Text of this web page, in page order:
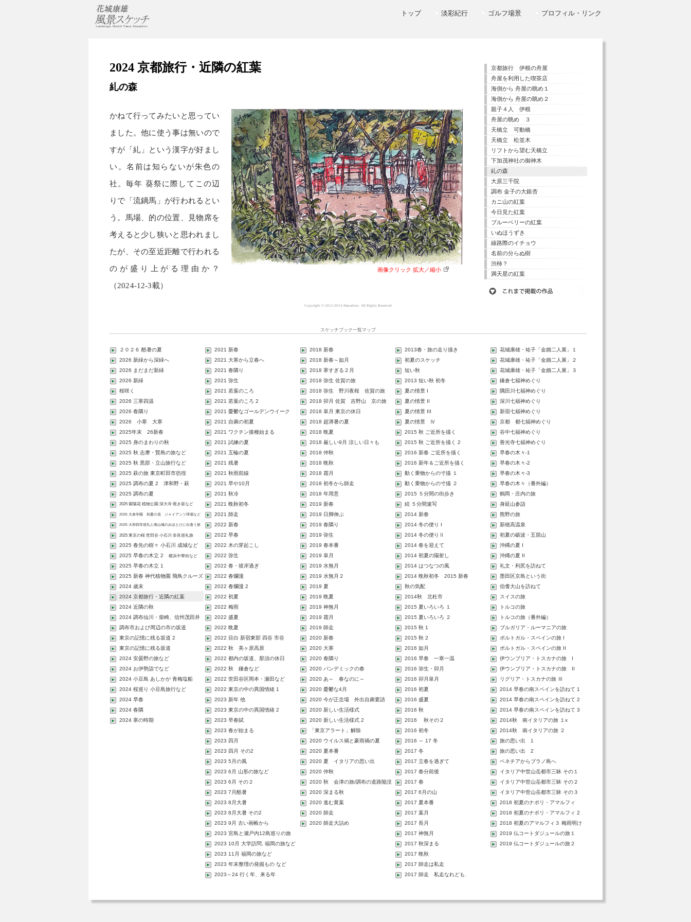
トップ 淡彩紀行 ゴルフ場景 プロフィル・リンク
2024 京都旅行・近隣の紅葉
糺の森
画像クリック 拡大／縮小
かねて行ってみたいと思ってい
ました。他に使う事は無いので
すが「糺」という漢字が好まし
い。名前は知らないが朱色の
社。毎年 葵祭に際してこの辺
りで「流鏑馬」が行われるとい
う。馬場、的の位置、見物席を
考えると少し狭いと思われまし
たが、その至近距離で行われる
のが盛り上がる理由か？
（2024-12-3載）
京都旅行 伊根の舟屋
舟屋を利用した喫茶店
海側から 舟屋の眺め１
海側から 舟屋の眺め２
親子４人 伊根
舟屋の眺め ３
天橋立 可動橋
天橋立 松並木
リフトから望む天橋立
下加茂神社の御神木
糺の森
大原三千院
調布 金子の大銀杏
カニ山の紅葉
今日見た紅葉
ブルーベリーの紅葉
いぬほうずき
線路際のイチョウ
名前の分らぬ樹
渋柿？
満天星の紅葉
Copyright © 2012-2014 Hanashiro. All Rights Reserved
スケッチブック一覧マップ
２０２６ 酷暑の夏
2026 新緑から深緑へ
2026 まだまだ新緑
2026 新緑
桜咲く
2026 三寒四温
2026 春隣り
2026 小寒 大寒
2025年末 26新春
2025 身のまわりの秋
2025 秋 志摩・賢島の旅など
2025 秋 黒部・立山旅行など
2025 萩の旅 東京町田市彷徨
2025 調布の夏 2 津和野・萩
2025 調布の夏
2025 紫陽花 植物公園 深大寺 覗き坂など
2025 大泉学園 初夏の花 ジャイアンツ球場など
2025 大和四寺巡礼と南山城のみほとけに出逢う旅
2025 東京の桜 世田谷 小石川 奈良巡礼旅
2025 春先の樹々 小石川 成城など
2025 早春の木立 2 横浜中華街など
2025 早春の木立 1
2025 新春 神代植物園 飛鳥クルーズ
など
2024 歳末
2024 京都旅行・近隣の紅葉
2024 近隣の秋
2024 調布仙川・柴崎、信州茂田井
宿...
調布市および周辺の市の坂道
東京の記憶に残る坂道 2
東京の記憶に残る坂道
2024 安曇野の旅など
2024 お伊勢詣でなど
2024 小豆島 あしかが 青梅塩船
2024 桜巡り 小豆島旅行など
2024 早春
2024 春隣
2024 寒の時期
2021 新春
2021 大寒から立春へ
2021 春隣り
2021 弥生
2021 若葉のころ
2021 若葉のころ 2
2021 憂鬱なゴールデンウイーク
2021 自粛の初夏
2021 ワクチン接種始まる
2021 試練の夏
2021 五輪の夏
2021 残暑
2021 秋雨前線
2021 早や10月
2021 秋冷
2021 晩秋初冬
2021 師走
2022 新春
2022 早春
2022 木の芽起こし
2022 弥生
2022 春・彼岸過ぎ
2022 春爛漫
2022 春爛漫 2
2022 初夏
2022 梅雨
2022 盛夏
2022 晩夏
2022 目白 新宿東部 四谷 市谷
2022 秋 美ヶ原高原
2022 都内の坂道、那須の休日
2022 秋 鎌倉など
2022 世田谷区岡本・瀬田など
2022 東京の中の異国情緒 1
2023 新年 他
2023 東京の中の異国情緒 2
2023 早春賦
2023 春が始まる
2023 四月
2023 四月 その2
2023 5月の風
2023 6月 山形の旅など
2023 6月 その２
2023 7月酷暑
2023 8月大暑
2023 8月大暑 その2
2023 9月 古い画帳から
2023 宮島と瀬戸内12島巡りの旅
2023 10月 大学訪問, 福岡の旅など
2023 11月 福岡の旅など
2023 年末整理の発掘もの など
2023～24 行く年、来る年
2018 新春
2018 新春～如月
2018 寒すぎる２月
2018 弥生 佐賀の旅
2018 弥生 野川夜桜 佐賀の旅
2018 卯月 佐賀 吉野山 京の旅
2018 皐月 東京の休日
2018 超溽暑の夏
2018 晩夏
2018 厳しい9月 涼しい日々も
2018 仲秋
2018 晩秋
2018 霜月
2018 初冬から師走
2018 年用意
2019 新春
2019 日脚伸ぶ
2019 春隣り
2019 弥生
2019 春本番
2019 皐月
2019 水無月
2019 水無月２
2019 夏
2019 晩夏
2019 神無月
2019 霜月
2019 師走
2020 新春
2020 大寒
2020 春隣り
2020 パンデミックの春
2020 あ～ 春なのに～
2020 憂鬱な4月
2020 今が正念場 外出自粛要請
2020 新しい生活様式
2020 新しい生活様式 2
「東京アラート」解除
2020 ウイルス禍と豪雨禍の夏
2020 夏本番
2020 夏 イタリアの思い出
2020 仲秋
2020 秋 会津の旅/調布の道路陥没
事故
2020 深まる秋
2020 進む黄葉
2020 師走
2020 師走大詰め
2013春・旅の走り描き
初夏のスケッチ
短い秋
2013 短い秋 初冬
夏の情景 I
夏の情景 II
夏の情景 III
夏の情景 Ⅳ
2015 秋 ご近所を描く
2015 秋 ご近所を描く 2
2016 新春 ご近所を描く
2016 新年＆ご近所を描く
動く乗物からの寸描 １
動く乗物からの寸描 ２
2015 ５分間の街歩き
続 ５分間速写
2014 新春
2014 冬の便り I
2014 冬の便りⅡ
2014 春を迎えて
2014 初夏の陽射し
2014 はつなつの風
2014 晩秋初冬 2015 新春
秋の気配
2014秋 北杜市
2015 夏いろいろ １
2015 夏いろいろ ２
2015 秋 1
2015 秋 2
2016 如月
2016 早春 一寒一温
2016 弥生・卯月
2016 卯月皐月
2016 初夏
2016 盛夏
2016 秋
2016 秋その２
2016 初冬
2016 ～ 17 冬
2017 冬
2017 立春を過ぎて
2017 春分前後
2017 春
2017 6月の山
2017 夏本番
2017 葉月
2017 長月
2017 神無月
2017 秋深まる
2017 晩秋
2017 師走は私走
2017 師走 私走なれども.
花城康雄・祐子「金婚二人展」１
花城康雄・祐子「金婚二人展」２
花城康雄・祐子「金婚二人展」３
鎌倉七福神めぐり
隅田川七福神めぐり
深川七福神めぐり
新宿七福神めぐり
京都 都七福神めぐり
谷中七福神めぐり
善光寺七福神めぐり
早春の木々-1
早春の木々-2
早春の木々-3
早春の木々（番外編）
鶴岡・庄内の旅
身延山参詣
熊野の旅
新穂高温泉
初夏の砺波・五箇山
沖縄の夏 I
沖縄の夏 II
礼文・利尻を訪ねて
墨田区京島という街
伯耆大山を訪ねて
スイスの旅
トルコの旅
トルコの旅（番外編）
ブルガリア・ルーマニアの旅
ポルトガル・スペインの旅 I
ポルトガル・スペインの旅 II
伊ウンブリア・トスカナの旅 I
伊ウンブリア・トスカナの旅 II
リグリア・トスカナの旅 Ⅲ
2014 早春の南スペインを訪ねて 1
2014 早春の南スペインを訪ねて 2
2014 早春の南スペインを訪ねて 3
2014秋 南イタリアの旅 １x
2014秋 南イタリアの旅 ２
旅の思い出 1
旅の思い出 2
ベネチアからブラノ島へ
イタリア中世山岳都市三昧 その１
イタリア中世山岳都市三昧 その２
イタリア中世山岳都市三昧 その３
2018 初夏のナポリ・アマルフィ
2018 初夏のナポリ・アマルフィ 2
2018 初夏のアマルフィ３ 梅雨明け
る
2019 仏コートダジュールの旅１
2019 仏コートダジュールの旅２